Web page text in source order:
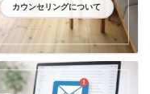
カウンセリングについて